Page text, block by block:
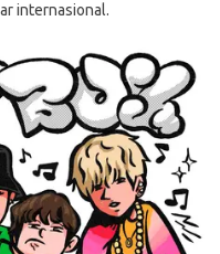
internasional.